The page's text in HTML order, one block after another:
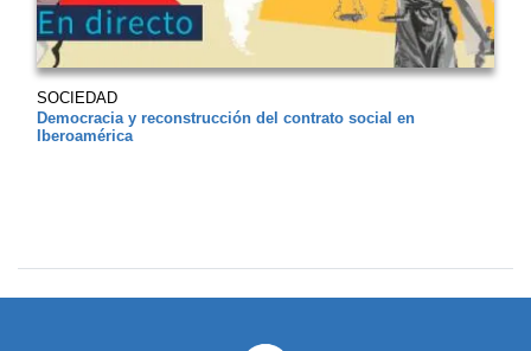
SOCIEDAD
Democracia y reconstrucción del contrato social en
Iberoamérica